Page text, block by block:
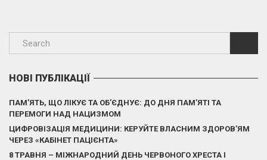
НОВІ ПУБЛІКАЦІЇ
ПАМ’ЯТЬ, ЩО ЛІКУЄ ТА ОБ’ЄДНУЄ: ДО ДНЯ ПАМ’ЯТІ ТА
ПЕРЕМОГИ НАД НАЦИЗМОМ
ЦИФРОВІЗАЦІЯ МЕДИЦИНИ: КЕРУЙТЕ ВЛАСНИМ ЗДОРОВ’ЯМ
ЧЕРЕЗ «КАБІНЕТ ПАЦІЄНТА»
8 ТРАВНЯ – МІЖНАРОДНИЙ ДЕНЬ ЧЕРВОНОГО ХРЕСТА І